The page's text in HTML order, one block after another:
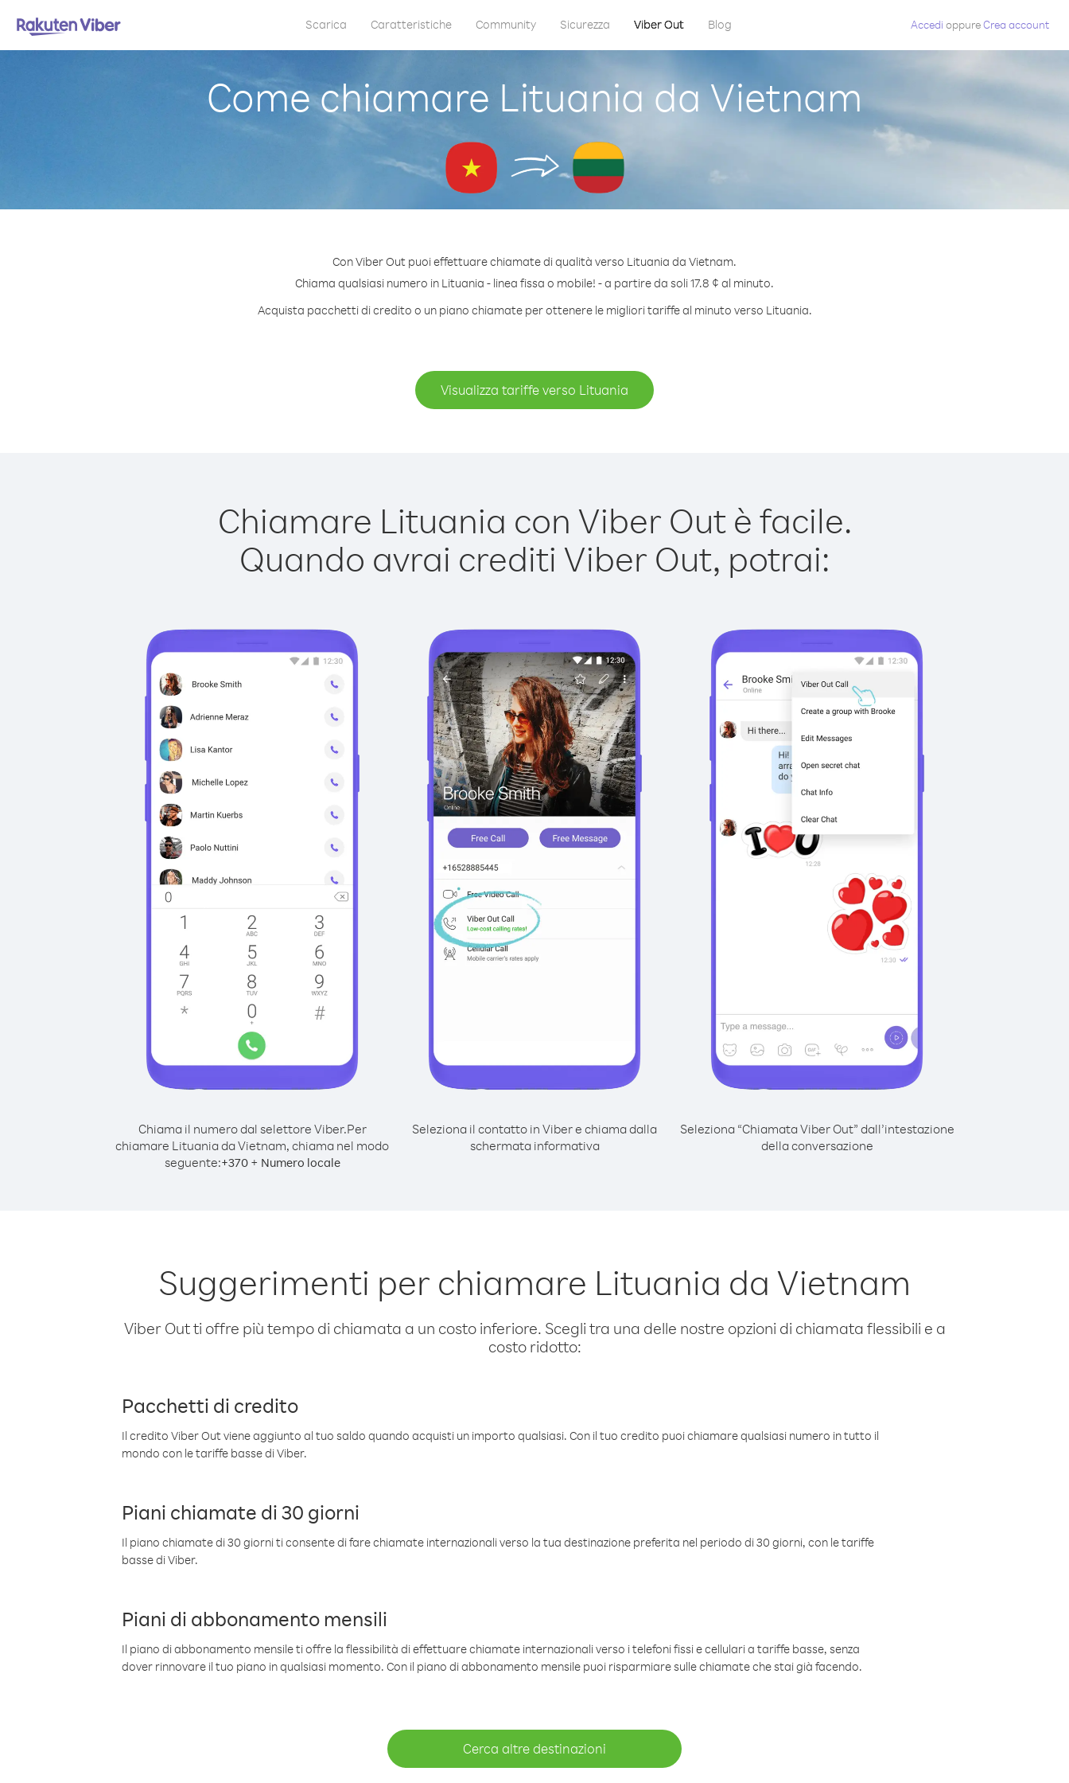
Scarica Caratteristiche Community Sicurezza Viber Out Blog Accedi oppureCrea account
Come chiamare Lituania da Vietnam
Con Viber Out puoi effettuare chiamate di qualità verso Lituania da Vietnam.
Chiama qualsiasi numero in Lituania - linea fissa o mobile! - a partire da soli 17.8 ¢ al minuto.
Acquista pacchetti di credito o un piano chiamate per ottenere le migliori tariffe al minuto verso Lituania.
Visualizza tariffe verso Lituania
Chiamare Lituania con Viber Out è facile.
Quando avrai crediti Viber Out, potrai:
Chiama il numero dal selettore Viber.Per
chiamare Lituania da Vietnam, chiama nel modo
seguente:+370+ Numero locale
Seleziona il contatto in Viber e chiama dalla
schermata informativa
Seleziona “Chiamata Viber Out” dall’intestazione
della conversazione
Suggerimenti per chiamare Lituania da Vietnam
Viber Out ti offre più tempo di chiamata a un costo inferiore. Scegli tra una delle nostre opzioni di chiamata flessibili e a
costo ridotto:
Pacchetti di credito
Il credito Viber Out viene aggiunto al tuo saldo quando acquisti un importo qualsiasi. Con il tuo credito puoi chiamare qualsiasi numero in tutto il
mondo con le tariffe basse di Viber.
Piani chiamate di 30 giorni
Il piano chiamate di 30 giorni ti consente di fare chiamate internazionali verso la tua destinazione preferita nel periodo di 30 giorni, con le tariffe
basse di Viber.
Piani di abbonamento mensili
Il piano di abbonamento mensile ti offre la flessibilità di effettuare chiamate internazionali verso i telefoni fissi e cellulari a tariffe basse, senza
dover rinnovare il tuo piano in qualsiasi momento. Con il piano di abbonamento mensile puoi risparmiare sulle chiamate che stai già facendo.
Cerca altre destinazioni